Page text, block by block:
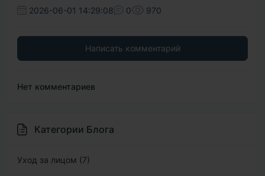
2026-06-01 14:29:08 0 970
Написать комментарий
Нет комментариев
Категории Блога
Уход за лицом (7)